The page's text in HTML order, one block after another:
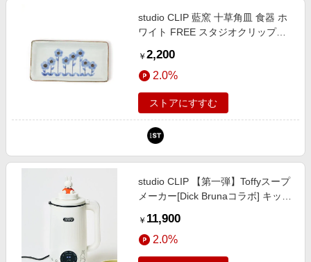
studio CLIP 藍窯 十草角皿 食器 ホ
ワイト FREE スタジオクリップ
（旧ドットエスティ）
￥ 2,200
2.0%
ストアにすすむ
studio CLIP 【第一弾】Toffyスープ
メーカー[Dick Brunaコラボ] キッチ
ジオクリップ 1042401 and ST ア
ンドエスティ（旧ドットエスティ）
￥ 11,900
2.0%